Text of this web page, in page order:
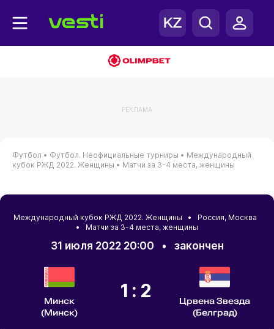
РЕКЛАМА
Футбол • Футбол. Неофициальные турниры • Международный
кубок РЖД 2022. Женщины • Матчи за 3-4 места, женщины
Международный кубок РЖД 2022. Женщины • Россия, Москва
• Матчи за 3-4 места, женщины
31 июля 2022 20:00 • закончен
Минск
(Минск)
1:2
Црвена Звезда
(Белград)